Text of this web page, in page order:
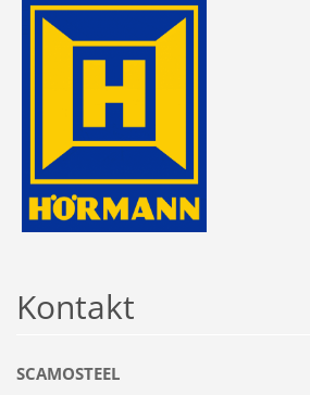
Kontakt
SCAMOSTEEL